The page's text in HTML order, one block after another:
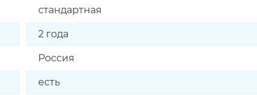
стандартная
2 года
Россия
есть